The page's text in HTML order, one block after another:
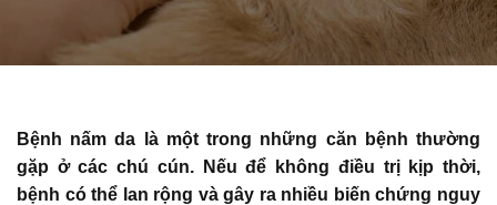
Bệnh nấm da là một trong những căn bệnh thường
gặp ở các chú cún. Nếu để không điều trị kịp thời,
bệnh có thể lan rộng và gây ra nhiều biến chứng nguy